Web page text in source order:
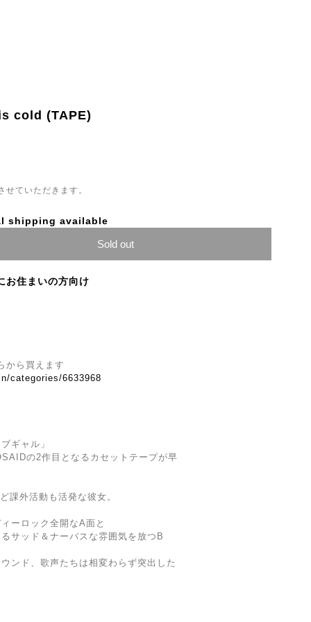
cold (TAPE)
ていただきます。
shipping available
Sold out
お住まいの方向け
から買えます
categories/6633968
ギャル」
の2作目となるカセットテープが早
課外活動も活発な彼女。
ーロック全開なA面と
サッド＆ナーバスな雰囲気を放つB
ンド、歌声たちは相変わらず突出した